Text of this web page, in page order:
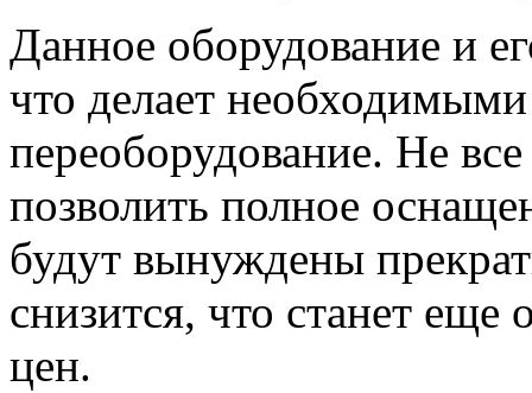
Данное оборудование и
что делает
переоборудование. Не
позволить полное
будут вынуждены
снизится, что станет
цен.